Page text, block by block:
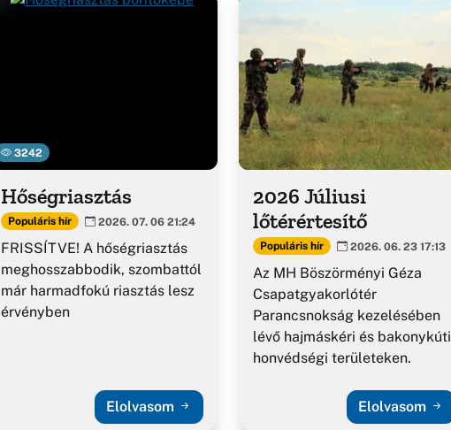
3242
Hőségriasztás
Populáris hír 2026. 07. 06 21:24
FRISSÍTVE! A hőségriasztás
meghosszabbodik, szombattól
már harmadfokú riasztás lesz
érvényben
Elolvasom
2026 Júliusi
lőtérértesítő
Populáris hír 2026. 06. 23 17:13
Az MH Böszörményi Géza
Csapatgyakorlótér
Parancsnokság kezelésében
lévő hajmáskéri és bakonykúti
honvédségi területeken.
Elolvasom